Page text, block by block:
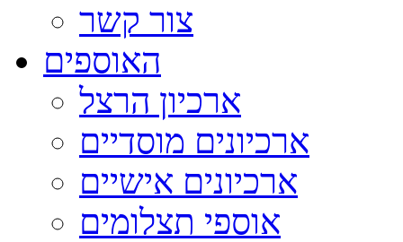
צור קשר
האוספים
ארכיון הרצל
ארכיונים מוסדיים
ארכיונים אישיים
אוספי תצלומים